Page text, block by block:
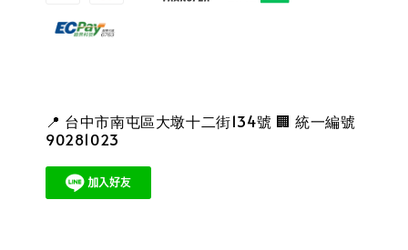
📍 台中市南屯區大墩十二街134號 🏢 統一編號
90281023